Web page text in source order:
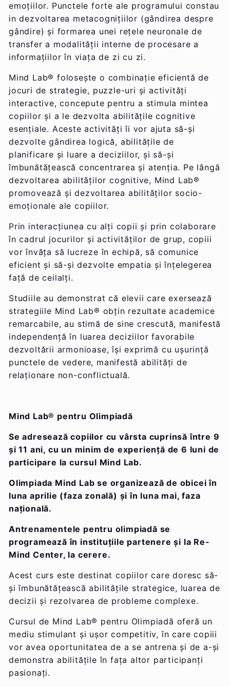
emoțiilor. Punctele forte ale programului constau
in dezvoltarea metacognițiilor (gândirea despre
gândire) și formarea unei rețele neuronale de
transfer a modalității interne de procesare a
informațiilor în viața de zi cu zi.
Mind Lab® folosește o combinație eficientă de
jocuri de strategie, puzzle-uri și activități
interactive, concepute pentru a stimula mintea
copiilor și a le dezvolta abilitățile cognitive
esențiale. Aceste activități îi vor ajuta să-și
dezvolte gândirea logică, abilitățile de
planificare și luare a deciziilor, și să-și
îmbunătățească concentrarea și atenția. Pe lângă
dezvoltarea abilităților cognitive, Mind Lab®
promovează și dezvoltarea abilităților socio-
emoționale ale copiilor.
Prin interacțiunea cu alți copii și prin colaborare
în cadrul jocurilor și activităților de grup, copiii
vor învăța să lucreze în echipă, să comunice
eficient și să-și dezvolte empatia și înțelegerea
față de ceilalți.
Studiile au demonstrat că elevii care exersează
strategiile Mind Lab® obțin rezultate academice
remarcabile, au stimă de sine crescută, manifestă
independență în luarea deciziilor favorabile
dezvoltării armonioase, își exprimă cu ușurință
punctele de vedere, manifestă abilități de
relaționare non-conflictuală.
Mind Lab® pentru Olimpiadă
Se adresează copiilor cu vârsta cuprinsă între 9
și 11 ani, cu un minim de experiență de 6 luni de
participare la cursul Mind Lab.
Olimpiada Mind Lab se organizează de obicei în
luna aprilie (faza zonală) și în luna mai, faza
națională.
Antrenamentele pentru olimpiadă se
programează în instituțiile partenere și la Re-
Mind Center, la cerere.
Acest curs este destinat copiilor care doresc să-
și îmbunătățească abilitățile strategice, luarea de
decizii și rezolvarea de probleme complexe.
Cursul de Mind Lab® pentru Olimpiadă oferă un
mediu stimulant și ușor competitiv, în care copiii
vor avea oportunitatea de a se antrena și de a-și
demonstra abilitățile în fața altor participanți
pasionați.